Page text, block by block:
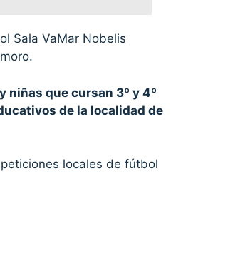
Sala VaMar Nobelis
niñas que cursan 3º y 4º
de la localidad de
locales de fútbol